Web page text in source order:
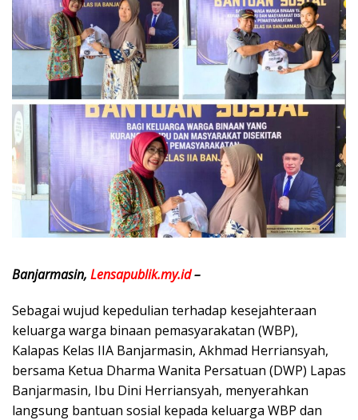
Banjarmasin, Lensapublik.my.id–
Sebagai wujud kepedulian terhadap kesejahteraan
keluarga warga binaan pemasyarakatan (WBP),
Kalapas Kelas IIA Banjarmasin, Akhmad Herriansyah,
bersama Ketua Dharma Wanita Persatuan (DWP) Lapas
Banjarmasin, Ibu Dini Herriansyah, menyerahkan
langsung bantuan sosial kepada keluarga WBP dan